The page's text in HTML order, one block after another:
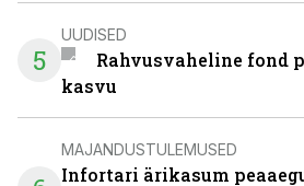
5
UUDISED
Rahvusvaheline fond
kasvu
MAJANDUSTULEMUSED
Infortari ärikasum